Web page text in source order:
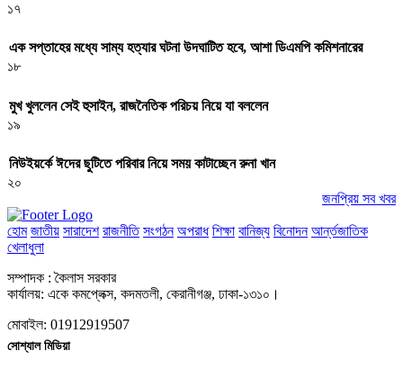
১৭
এক সপ্তাহের মধ্যে সাম্য হত্যার ঘটনা উদঘাটিত হবে, আশা ডিএমপি কমিশনারের
১৮
মুখ খুললেন সেই হুসাইন, রাজনৈতিক পরিচয় নিয়ে যা বললেন
১৯
নিউইয়র্কে ঈদের ছুটিতে পরিবার নিয়ে সময় কাটাচ্ছেন রুনা খান
২০
জনপ্রিয় সব খবর
হোম জাতীয় সারাদেশ রাজনীতি সংগঠন অপরাধ শিক্ষা বানিজ্য বিনোদন আর্ন্তজাতিক
খেলাধুলা
সম্পাদক : কৈলাস সরকার
কার্যালয়: একে কমপ্লেক্স, কদমতলী, কেরানীগঞ্জ, ঢাকা-১৩১০।
মোবাইল: 01912919507
সোশ্যাল মিডিয়া